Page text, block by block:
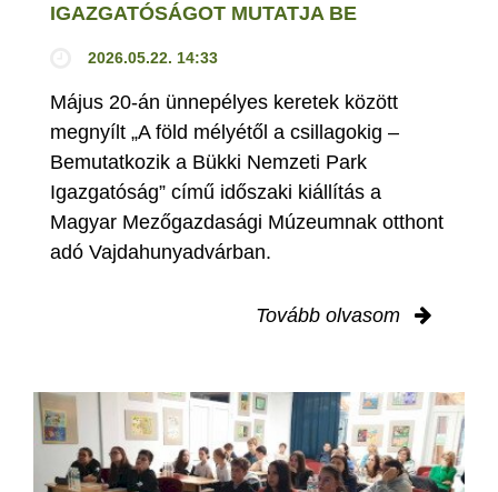
IGAZGATÓSÁGOT MUTATJA BE
2026.05.22. 14:33
Május 20-án ünnepélyes keretek között
megnyílt „A föld mélyétől a csillagokig –
Bemutatkozik a Bükki Nemzeti Park
Igazgatóság” című időszaki kiállítás a
Magyar Mezőgazdasági Múzeumnak otthont
adó Vajdahunyadvárban.
Tovább olvasom